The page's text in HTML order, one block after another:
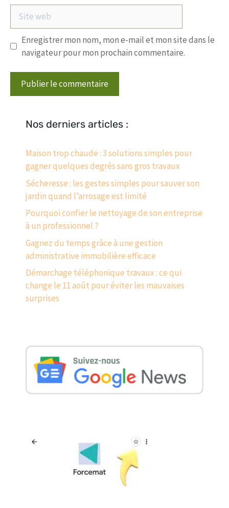
Site
web
Enregistrer mon nom, mon e-mail et mon site dans le
navigateur pour mon prochain commentaire.
Nos derniers articles :
Maison trop chaude : 3 solutions simples pour
gagner quelques degrés sans gros travaux
Sécheresse : les gestes simples pour sauver son
jardin quand l’arrosage est limité
Pourquoi confier le nettoyage de son entreprise
à un professionnel ?
Gagnez du temps grâce à une gestion
administrative immobilière efficace
Démarchage téléphonique travaux : ce qui
change le 11 août pour éviter les mauvaises
surprises